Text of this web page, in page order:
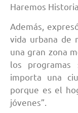
Haremos
Además,
vida urbana de
una gran zona
los programas
importa una
porque es el
jóvenes”.